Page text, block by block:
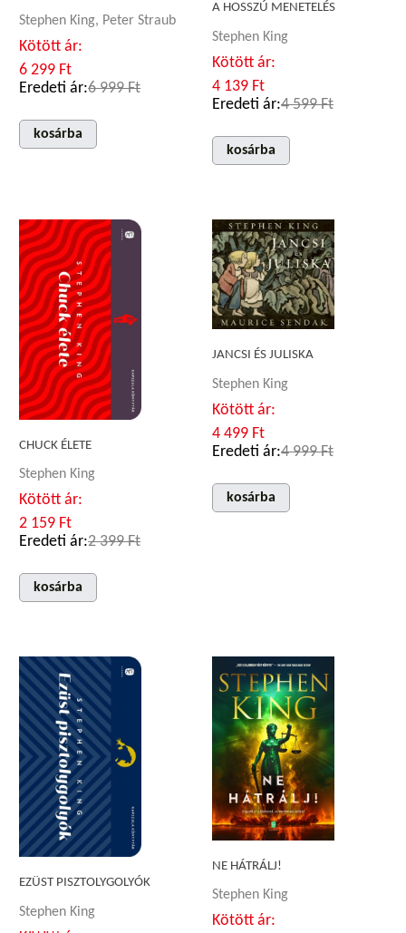
Stephen King, Peter Straub
Kötött ár:
6 299 Ft
Eredeti ár:6 999 Ft
kosárba
A HOSSZÚ MENETELÉS
Stephen King
Kötött ár:
4 139 Ft
Eredeti ár:4 599 Ft
kosárba
CHUCK ÉLETE
Stephen King
Kötött ár:
2 159 Ft
Eredeti ár:2 399 Ft
kosárba
JANCSI ÉS JULISKA
Stephen King
Kötött ár:
4 499 Ft
Eredeti ár:4 999 Ft
kosárba
EZÜST PISZTOLYGOLYÓK
Stephen King
NE HÁTRÁLJ!
Stephen King
Kötött ár: